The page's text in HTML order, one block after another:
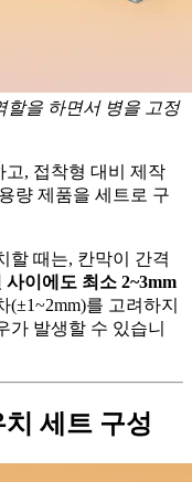
할을 하면서 병을 고정
, 접착형 대비 제작
량 제품을 세트로 구
할 때는, 칸막이 간격
이에도 최소 2~3mm
를 고려하지
가 발생할 수 있습니
세트 구성